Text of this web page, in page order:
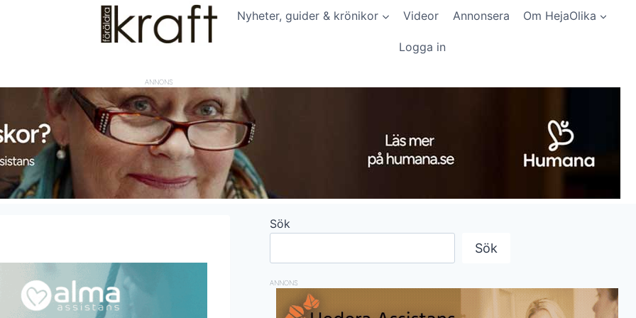
Nyheter, guider & krönikor Videor Annonsera Om HejaOlika
Logga in
ANNONS
Sök
Sök
ANNONS